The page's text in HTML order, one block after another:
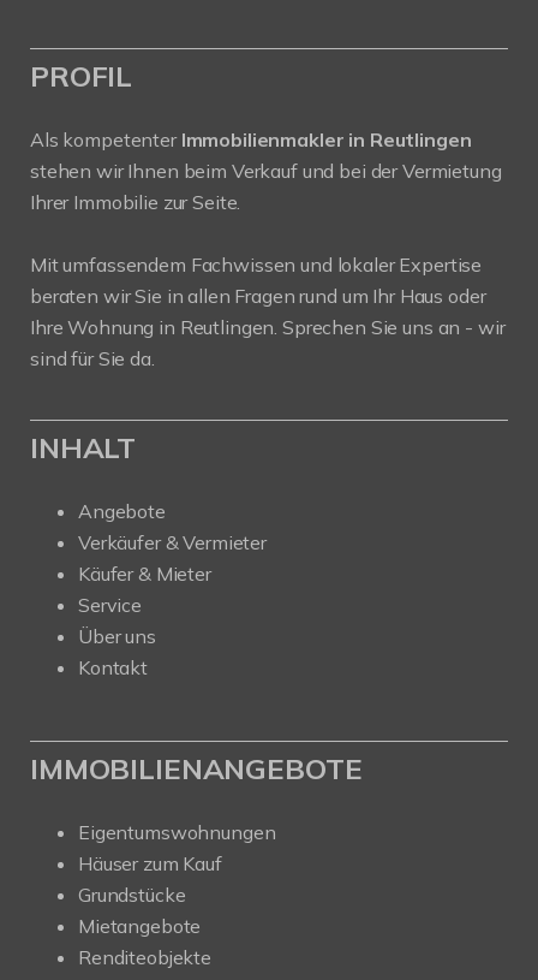
PROFIL
Als kompetenter Immobilienmakler in Reutlingen
stehen wir Ihnen beim Verkauf und bei der Vermietung
Ihrer Immobilie zur Seite.
Mit umfassendem Fachwissen und lokaler Expertise
beraten wir Sie in allen Fragen rund um Ihr Haus oder
Ihre Wohnung in Reutlingen. Sprechen Sie uns an - wir
sind für Sie da.
INHALT
Angebote
Verkäufer & Vermieter
Käufer & Mieter
Service
Über uns
Kontakt
IMMOBILIENANGEBOTE
Eigentumswohnungen
Häuser zum Kauf
Grundstücke
Mietangebote
Renditeobjekte